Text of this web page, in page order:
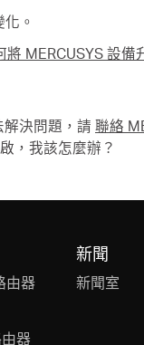
。
將 MERCUSYS 設備
決問題，請 聯絡
，我該怎麼辦？
由器
器
新聞
新聞室